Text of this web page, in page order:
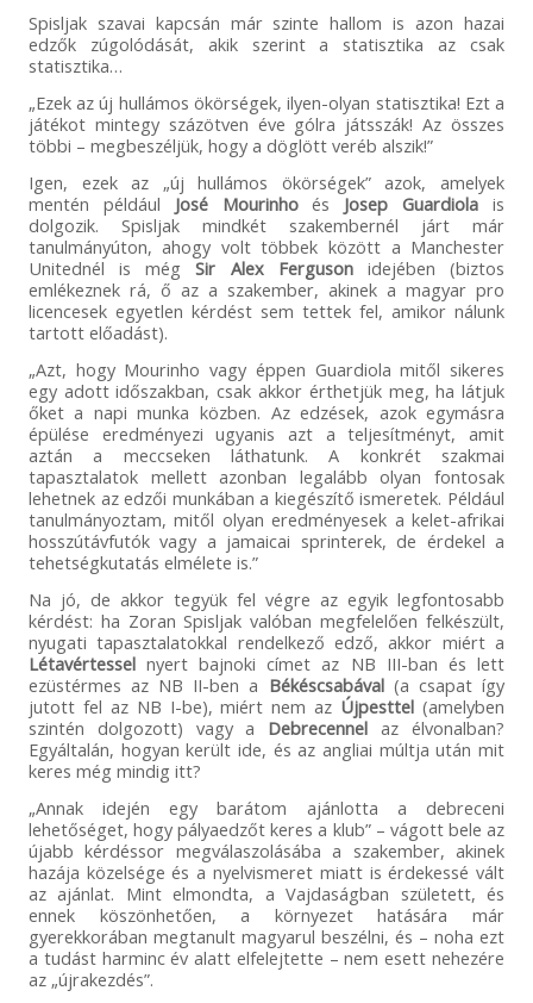
Spisljak szavai kapcsán már szinte hallom is azon hazai
edzők zúgolódását, akik szerint a statisztika az csak
statisztika…
„Ezek az új hullámos ökörségek, ilyen-olyan statisztika! Ezt a
játékot mintegy százötven éve gólra játsszák! Az összes
többi – megbeszéljük, hogy a döglött veréb alszik!”
Igen, ezek az „új hullámos ökörségek” azok, amelyek
mentén például José Mourinhoés Josep Guardiola is
dolgozik. Spisljak mindkét szakembernél járt már
tanulmányúton, ahogy volt többek között a Manchester
Unitednél is mégSir Alex Ferguson idejében (biztos
emlékeznek rá, ő az a szakember, akinek a magyar pro
licencesek egyetlen kérdést sem tettek fel, amikor nálunk
tartott előadást).
„Azt, hogy Mourinho vagy éppen Guardiola mitől sikeres
egy adott időszakban, csak akkor érthetjük meg, ha látjuk
őket a napi munka közben. Az edzések, azok egymásra
épülése eredményezi ugyanis azt a teljesítményt, amit
aztán a meccseken láthatunk. A konkrét szakmai
tapasztalatok mellett azonban legalább olyan fontosak
lehetnek az edzői munkában a kiegészítő ismeretek. Például
tanulmányoztam, mitől olyan eredményesek a kelet-afrikai
hosszútávfutók vagy a jamaicai sprinterek, de érdekel a
tehetségkutatás elmélete is.”
Na jó, de akkor tegyük fel végre az egyik legfontosabb
kérdést: ha Zoran Spisljak valóban megfelelően felkészült,
nyugati tapasztalatokkal rendelkező edző, akkor miért a
Létavértesselnyert bajnoki címet az NB III-ban és lett
ezüstérmes az NB II-ben a Békéscsabával (a csapat így
jutott fel az NB I-be), miért nem az Újpesttel(amelyben
szintén dolgozott) vagy a Debrecennelaz élvonalban?
Egyáltalán, hogyan került ide, és az angliai múltja után mit
keres még mindig itt?
„Annak idején egy barátom ajánlotta a debreceni
lehetőséget, hogy pályaedzőt keres a klub” – vágott bele az
újabb kérdéssor megválaszolásába a szakember, akinek
hazája közelsége és a nyelvismeret miatt is érdekessé vált
az ajánlat. Mint elmondta, a Vajdaságban született, és
ennek köszönhetően, a környezet hatására már
gyerekkorában megtanult magyarul beszélni, és – noha ezt
a tudást harminc év alatt elfelejtette – nem esett nehezére
az „újrakezdés”.